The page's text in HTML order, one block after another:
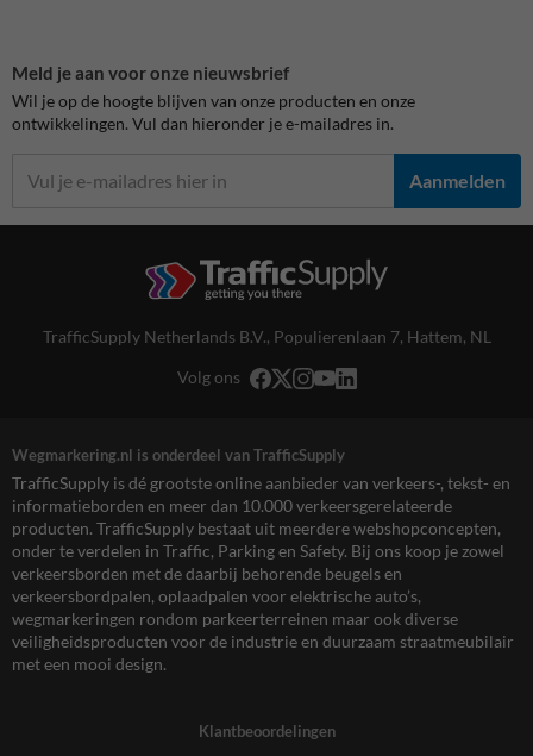
Meld je aan voor onze nieuwsbrief
Wil je op de hoogte blijven van onze producten en onze
ontwikkelingen. Vul dan hieronder je e-mailadres in.
Aanmelden
TrafficSupply Netherlands B.V., Populierenlaan 7, Hattem, NL
Volg ons
Wegmarkering.nl is onderdeel van TrafficSupply
TrafficSupply is dé grootste online aanbieder van verkeers-, tekst- en
informatieborden en meer dan 10.000 verkeersgerelateerde
producten. TrafficSupply bestaat uit meerdere webshopconcepten,
onder te verdelen in Traffic, Parking en Safety. Bij ons koop je zowel
verkeersborden met de daarbij behorende beugels en
verkeersbordpalen, oplaadpalen voor elektrische auto’s,
wegmarkeringen rondom parkeerterreinen maar ook diverse
veiligheidsproducten voor de industrie en duurzaam straatmeubilair
met een mooi design.
Klantbeoordelingen